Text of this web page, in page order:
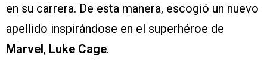
en su carrera. De esta manera, escogió un nuevo
apellido inspirándose en el superhéroe de
Marvel, Luke Cage.